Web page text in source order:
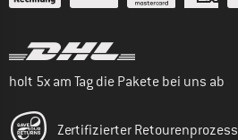
holt 5x am Tag die Pakete bei uns ab
Zertifizierter Retourenprozess